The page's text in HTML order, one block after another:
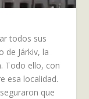
todos sus
de Járkiv, la
Todo ello, con
esa localidad.
que